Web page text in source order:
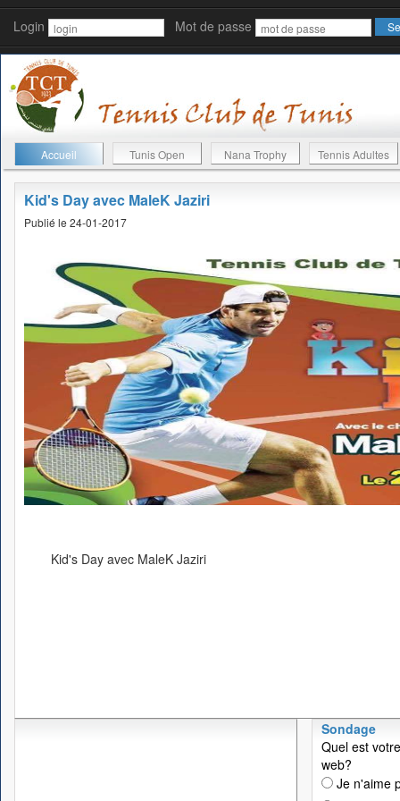
Login Mot de passe
Accueil Tunis Open Nana Trophy Tennis Adultes
Kid's Day avec MaleK Jaziri
Publié le 24-01-2017
Kid's Day avec MaleK Jaziri
Sondage
Quel est
web?
Je n'aime